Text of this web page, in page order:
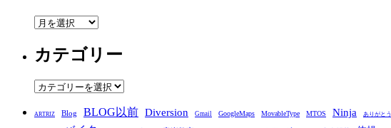
ア
カ
イ
ブ
カテゴリー
カ
ゴ
ARTRIZ Blog BLOG以前 Diversion Gmail GoogleMaps MovableType MTOS Ninja ありがとう